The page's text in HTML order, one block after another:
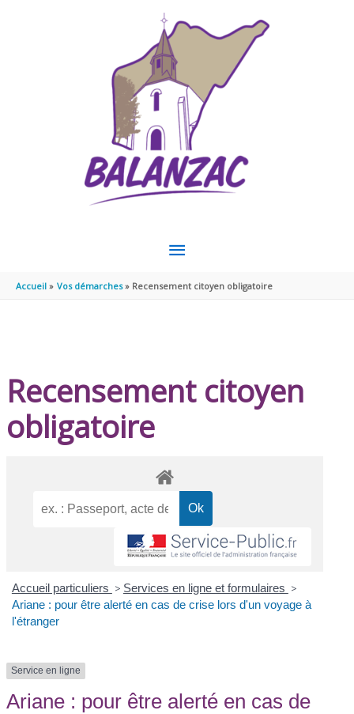
MENU
PRINCIPAL
Accueil Vos démarches Recensement citoyen obligatoire
Recensement citoyen
obligatoire
Accueil particuliers > Services en ligne et formulaires >
Ariane : pour être alerté en cas de crise lors d'un voyage à
l'étranger
Service en ligne
Ariane : pour être alerté en cas de